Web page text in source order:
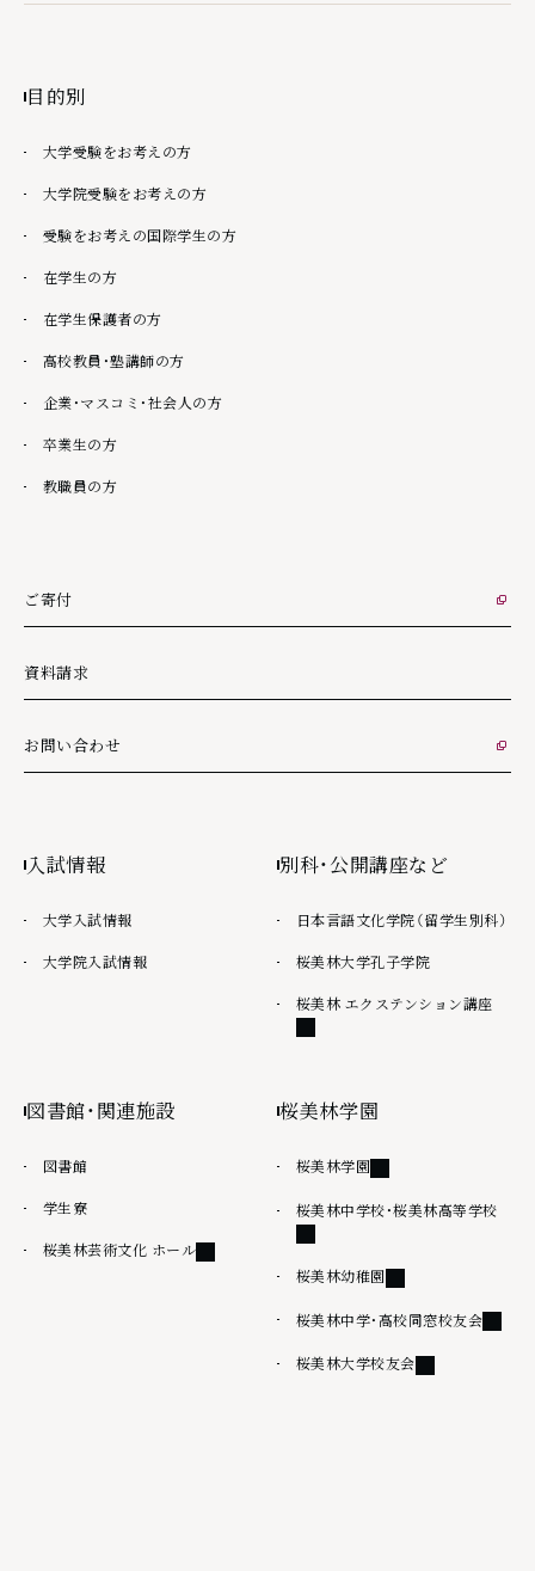
目的別
大学受験をお考えの方
大学院受験をお考えの方
受験をお考えの国際学生の方
在学生の方
在学生保護者の方
高校教員・塾講師の方
企業・マスコミ・社会人の方
卒業生の方
教職員の方
ご寄付
外部リンク
資料請求
お問い合わせ
外部リンク
入試情報
大学入試情報
大学院入試情報
別科・公開講座など
日本言語文化学院（留学生別科）
桜美林大学孔子学院
桜美林 エクステンション講座外部
図書館・関連施設
図書館
学生寮
桜美林芸術文化 ホール外部リンク
桜美林学園
桜美林学園外部リンク
桜美林中学校・桜美林高等学校外部
桜美林幼稚園外部リンク
桜美林中学・高校同窓校友会外部リ
桜美林大学校友会外部リンク